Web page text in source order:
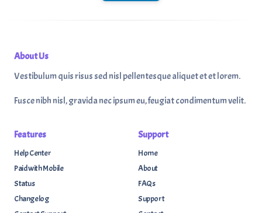
About Us
Vestibulum quis risus sed nisl pellentesque aliquet et et lorem.
Fusce nibh nisl, gravida nec ipsum eu, feugiat condimentum velit.
Features
Help Center
Paid with Mobile
Status
Changelog
Support
Home
About
FAQs
Support